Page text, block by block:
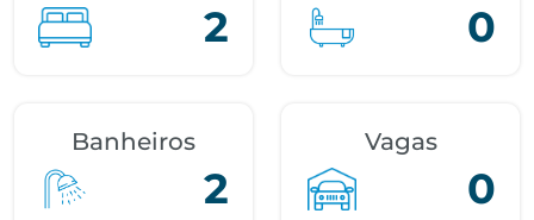
2 0
Banheiros
2
Vagas
0